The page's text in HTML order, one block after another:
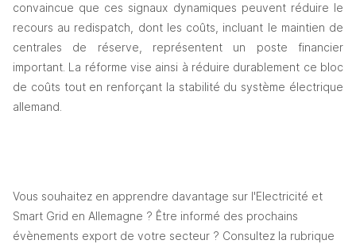
convaincue que ces signaux dynamiques peuvent réduire le
recours au redispatch, dont les coûts, incluant le maintien de
centrales de réserve, représentent un poste financier
important. La réforme vise ainsi à réduire durablement ce bloc
de coûts tout en renforçant la stabilité du système électrique
allemand.
Vous souhaitez en apprendre davantage sur l'Electricité et
Smart Grid en Allemagne ? Être informé des prochains
évènements export de votre secteur ? Consultez la rubrique